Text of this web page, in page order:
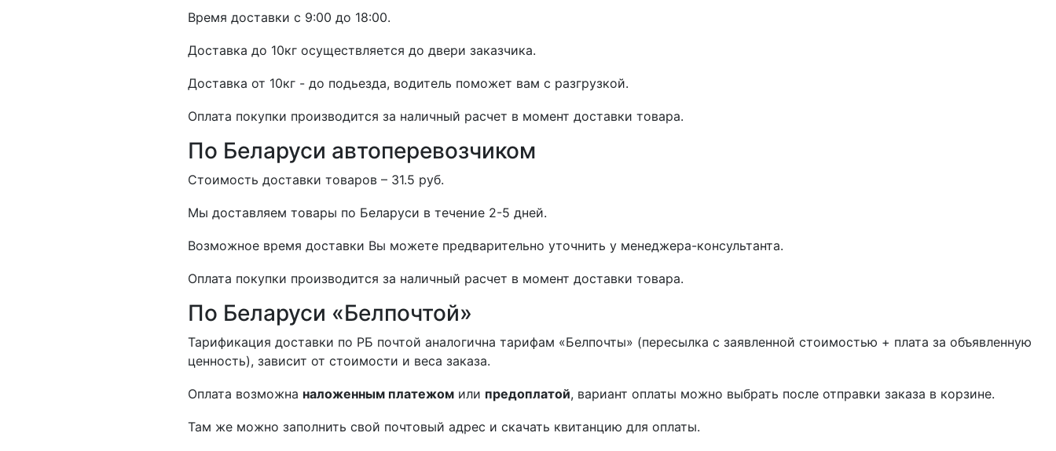
Время доставки с 9:00 до 18:00.
Доставка до 10кг осуществляется до двери заказчика.
Доставка от 10кг - до подьезда, водитель поможет вам с разгрузкой.
Оплата покупки производится за наличный расчет в момент доставки товара.
По Беларуси автоперевозчиком
Стоимость доставки товаров – 31.5 руб.
Мы доставляем товары по Беларуси в течение 2-5 дней.
Возможное время доставки Вы можете предварительно уточнить у менеджера-консультанта.
Оплата покупки производится за наличный расчет в момент доставки товара.
По Беларуси «Белпочтой»
Тарификация доставки по РБ почтой аналогична тарифам «Белпочты» (пересылка с заявленной стоимостью + плата за объявленную
ценность), зависит от стоимости и веса заказа.
Оплата возможна наложенным платежом или предоплатой, вариант оплаты можно выбрать после отправки заказа в корзине.
Там же можно заполнить свой почтовый адрес и скачать квитанцию для оплаты.